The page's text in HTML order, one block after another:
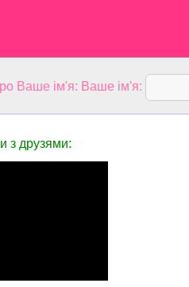
Ваше ім'я: Ваше ім'я:
з друзями: